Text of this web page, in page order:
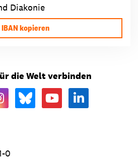
Diakonie
IBAN kopieren
die Welt verbinden
0